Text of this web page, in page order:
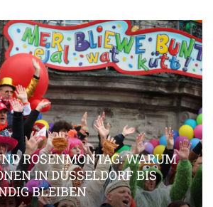
ROSENMONTAG: WARUM
IN DÜSSELDORF BIS
BLEIBEN